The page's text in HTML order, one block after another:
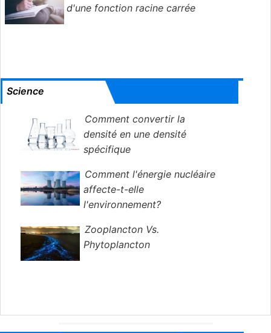
d'une fonction racine carrée
Science
Comment convertir la
densité en une densité
spécifique
Comment l'énergie nucléaire
affecte-t-elle
l'environnement?
Zooplancton Vs.
Phytoplancton